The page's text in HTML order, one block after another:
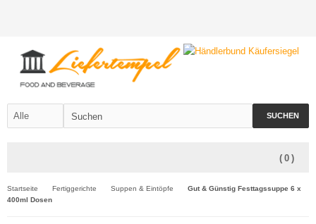
SUCHEN
( 0 )
Startseite Fertiggerichte Suppen & Eintöpfe
Gut & Günstig Festtagssuppe 6 x
400ml Dosen